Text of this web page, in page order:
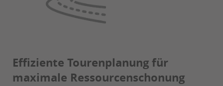
Effiziente Tourenplanung für
maximale Ressourcenschonung